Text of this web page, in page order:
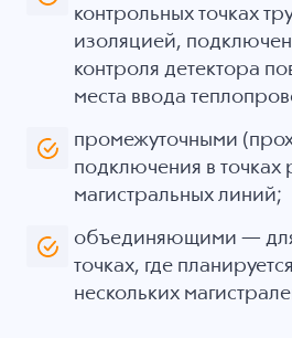
контрольных точках
изоляцией,
контроля детектора
места ввода
промежуточными
подключения в точках
магистральных линий;
объединяющими —
точках, где
нескольких